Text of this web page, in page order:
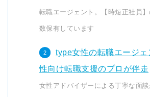
転職エージェント。【時短正社員
数保有しています
type女性の転職エージェ
性向け転職支援のプロが伴走
女性アドバイザーによる丁寧な面